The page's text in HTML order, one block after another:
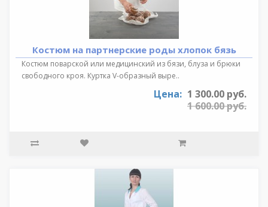
Костюм на партнерские роды хлопок бязь
Костюм поварской или медицинский из бязи, блуза и брюки
свободного кроя. Куртка V-образный выре..
Цена: 1 300.00 руб.
1 600.00 руб.